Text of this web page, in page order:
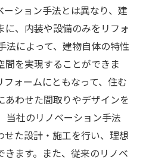
ション手法とは異なり、建
、内装や設備のみをリフォ
法によって、建物自体の特性
間を実現することができま
ォームにともなって、住む
わせた間取りやデザインを
当社のリノベーション手法
た設計・施工を行い、理想
ます。また、従来のリノベ